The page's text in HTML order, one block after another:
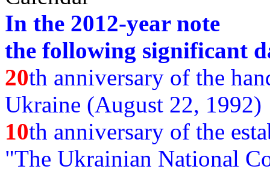
In the 2012-year note
the following significant
20th anniversary of the
Ukraine (August 22, 1992)
10th anniversary of the
"The Ukrainian National